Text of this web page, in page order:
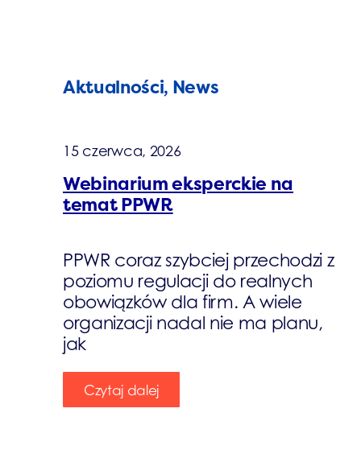
Aktualności, News
15 czerwca, 2026
Webinarium eksperckie na
temat PPWR
PPWR coraz szybciej przechodzi z
poziomu regulacji do realnych
obowiązków dla firm. A wiele
organizacji nadal nie ma planu,
jak
Czytaj dalej